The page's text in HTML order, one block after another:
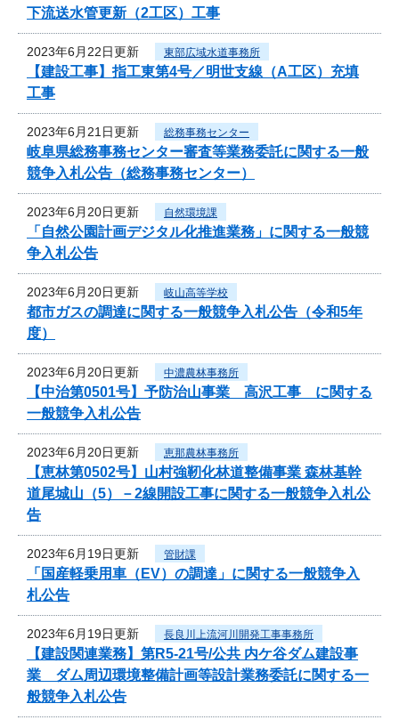
下流送水管更新（2工区）工事
2023年6月22日更新 東部広域水道事務所
【建設工事】指工東第4号／明世支線（A工区）充填
工事
2023年6月21日更新 総務事務センター
岐阜県総務事務センター審査等業務委託に関する一般
競争入札公告（総務事務センター）
2023年6月20日更新 自然環境課
「自然公園計画デジタル化推進業務」に関する一般競
争入札公告
2023年6月20日更新 岐山高等学校
都市ガスの調達に関する一般競争入札公告（令和5年
度）
2023年6月20日更新 中濃農林事務所
【中治第0501号】予防治山事業 高沢工事 に関する
一般競争入札公告
2023年6月20日更新 恵那農林事務所
【恵林第0502号】山村強靭化林道整備事業 森林基幹
道尾城山（5）－2線開設工事に関する一般競争入札公
告
2023年6月19日更新 管財課
「国産軽乗用車（EV）の調達」に関する一般競争入
札公告
2023年6月19日更新 長良川上流河川開発工事事務所
【建設関連業務】第R5-21号/公共 内ケ谷ダム建設事
業 ダム周辺環境整備計画等設計業務委託に関する一
般競争入札公告